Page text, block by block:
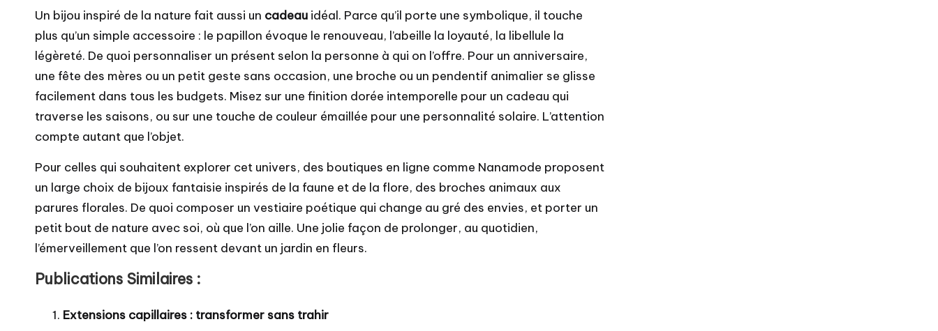
Un bijou inspiré de la nature fait aussi un cadeau idéal. Parce qu’il porte une symbolique, il touche
plus qu’un simple accessoire : le papillon évoque le renouveau, l’abeille la loyauté, la libellule la
légèreté. De quoi personnaliser un présent selon la personne à qui on l’offre. Pour un anniversaire,
une fête des mères ou un petit geste sans occasion, une broche ou un pendentif animalier se glisse
facilement dans tous les budgets. Misez sur une finition dorée intemporelle pour un cadeau qui
traverse les saisons, ou sur une touche de couleur émaillée pour une personnalité solaire. L’attention
compte autant que l’objet.
Pour celles qui souhaitent explorer cet univers, des boutiques en ligne comme Nanamode proposent
un large choix de bijoux fantaisie inspirés de la faune et de la flore, des broches animaux aux
parures florales. De quoi composer un vestiaire poétique qui change au gré des envies, et porter un
petit bout de nature avec soi, où que l’on aille. Une jolie façon de prolonger, au quotidien,
l’émerveillement que l’on ressent devant un jardin en fleurs.
Publications Similaires :
Extensions capillaires : transformer sans trahir